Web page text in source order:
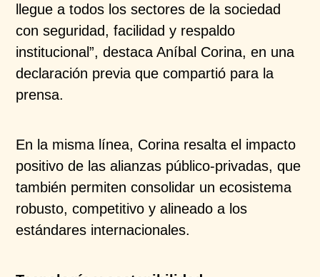
llegue a todos los sectores de la sociedad
con seguridad, facilidad y respaldo
institucional”, destaca Aníbal Corina, en una
declaración previa que compartió para la
prensa.
En la misma línea, Corina resalta el impacto
positivo de las alianzas público-privadas, que
también permiten consolidar un ecosistema
robusto, competitivo y alineado a los
estándares internacionales.